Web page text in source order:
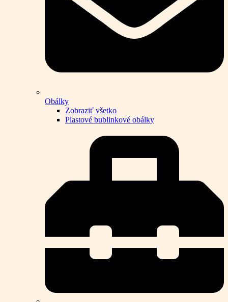
Obálky
Zobraziť všetko
Plastové bublinkové obálky